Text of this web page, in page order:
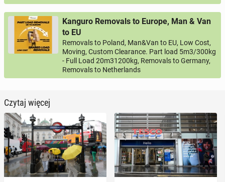
Kanguro Removals to Europe, Man & Van
to EU
Removals to Poland, Man&Van to EU, Low Cost,
Moving, Custom Clearance. Part load 5m3/300kg
- Full Load 20m31200kg, Removals to Germany,
Removals to Netherlands
Czytaj więcej